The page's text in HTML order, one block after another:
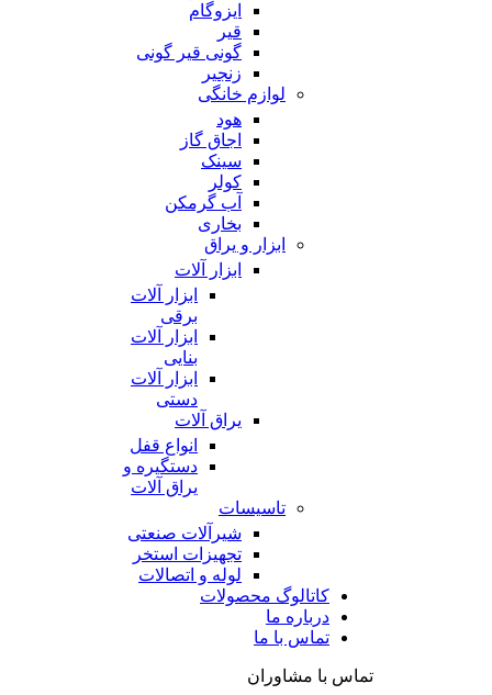
ایزوگام
قیر
گونی قیر گونی
زنجیر
لوازم خانگی
هود
اجاق گاز
سینک
کولر
آب گرمکن
بخاری
ابزار و یراق
ابزار آلات
ابزار آلات
برقی
ابزار آلات
بنایی
ابزار آلات
دستی
یراق آلات
انواع قفل
دستگیره و
یراق آلات
تاسیسات
شیرآلات صنعتی
تجهیزات استخر
لوله و اتصالات
کاتالوگ محصولات
درباره ما
تماس با ما
تماس با مشاوران